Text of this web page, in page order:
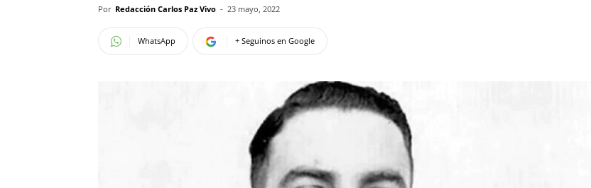
Por Redacción Carlos Paz Vivo - 23 mayo, 2022
WhatsApp + Seguinos en Google